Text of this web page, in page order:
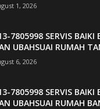
1, 2026
7805998 SERVIS BAIKI
UBAHSUAI RUMAH
6, 2026
7805998 SERVIS BAIKI
UBAHSUAI RUMAH